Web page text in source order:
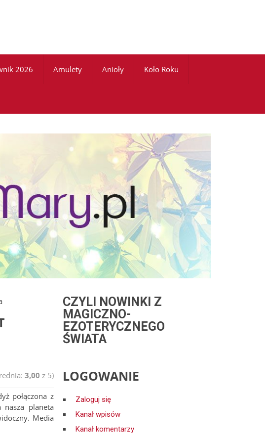
2026 Amulety Anioły Koło Roku
3,00 z 5)
połączona z
nasza planeta
Media
CZYLI NOWINKI Z
MAGICZNO-
EZOTERYCZNEGO
ŚWIATA
LOGOWANIE
Zaloguj się
Kanał wpisów
Kanał komentarzy